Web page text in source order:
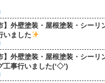
】外壁塗装・屋根塗装・シー
いました
】外壁塗装・屋根塗装・シー
工事行いました(‘◇’)ゞ